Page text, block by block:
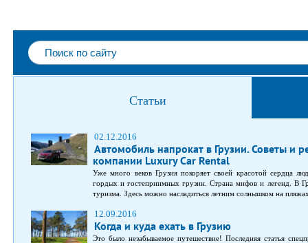
Статьи
02.12.2016
Автомобиль напрокат в Грузии. Советы и
компании Luxury Car Rental
Уже много веков Грузия покоряет своей красотой сердца
гордых и гостеприимных грузин. Страна мифов и легенд. В
туризма. Здесь можно насладиться летним солнышком на
12.09.2016
Когда и куда ехать в Грузию
Это было незабываемое путешествие! Последняя статья